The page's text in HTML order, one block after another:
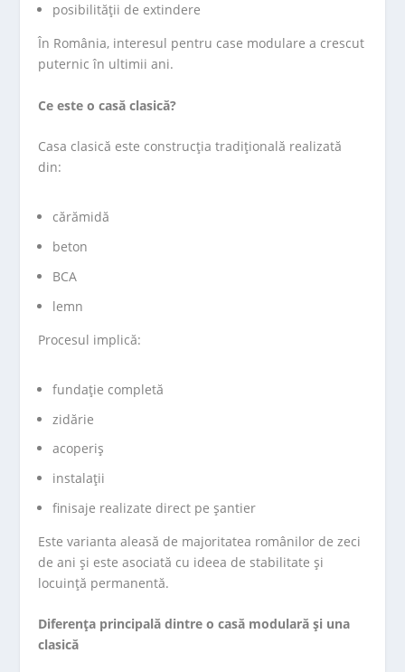
posibilității de extindere
În România, interesul pentru case modulare a crescut
puternic în ultimii ani.
Ce este o casă clasică?
Casa clasică este construcția tradițională realizată
din:
cărămidă
beton
BCA
lemn
Procesul implică:
fundație completă
zidărie
acoperiș
instalații
finisaje realizate direct pe șantier
Este varianta aleasă de majoritatea românilor de zeci
de ani și este asociată cu ideea de stabilitate și
locuință permanentă.
Diferența principală dintre o casă modulară și una
clasică